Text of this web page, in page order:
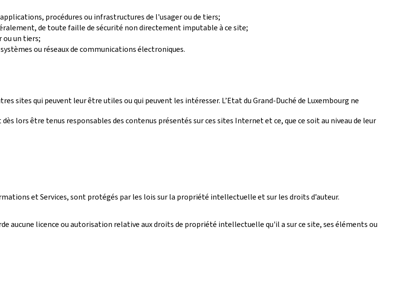
procédures ou infrastructures de l'usager ou de tiers;
de toute faille de sécurité non directement imputable à ce site;
ou un tiers;
ou réseaux de communications électroniques.
sites qui peuvent leur être utiles ou qui peuvent les intéresser. L’Etat du Grand-Duché de Luxembourg ne
lors être tenus responsables des contenus présentés sur ces sites Internet et ce, que ce soit au niveau de leur
et Services, sont protégés par les lois sur la propriété intellectuelle et sur les droits d’auteur.
aucune licence ou autorisation relative aux droits de propriété intellectuelle qu'il a sur ce site, ses éléments ou